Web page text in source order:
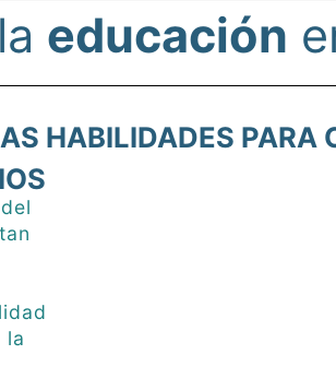
la educación
HABILIDADES PARA
la